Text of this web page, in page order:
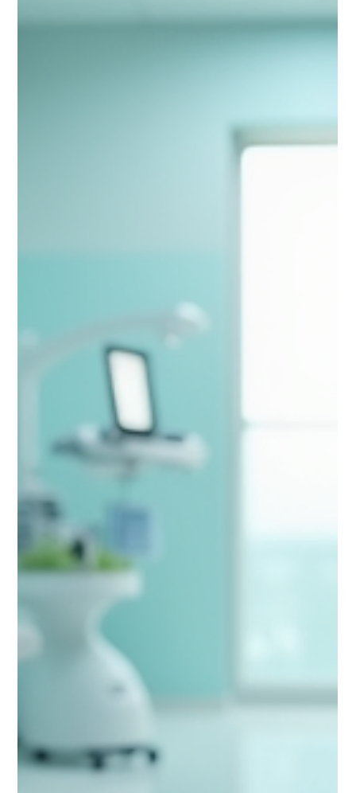
recuperación guiada. En este artículo, comparto